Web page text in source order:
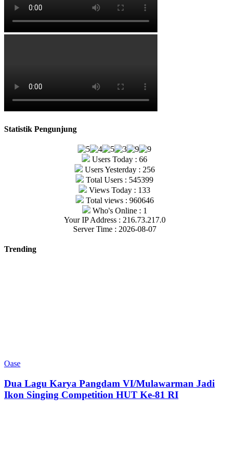
Statistik Pengunjung
Users Today : 66
Users Yesterday : 256
Total Users : 545399
Views Today : 133
Total views : 960646
Who's Online : 1
Your IP Address : 216.73.217.0
Server Time : 2026-08-07
Trending
Oase
Dua Lagu Karya Pangdam VI/Mulawarman Jadi
Ikon Singing Competition HUT Ke-81 RI